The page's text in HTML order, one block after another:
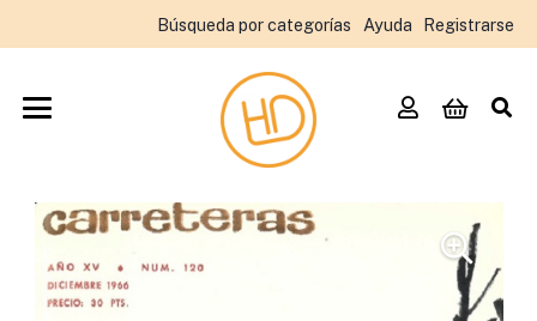
Búsqueda por categorías Ayuda Registrarse